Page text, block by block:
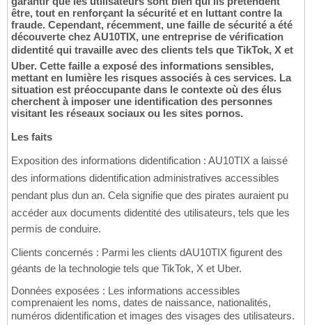
être, tout en renforçant la sécurité et en luttant contre la
fraude. Cependant, récemment, une faille de sécurité a été
découverte chez AU10TIX, une entreprise de vérification
didentité qui travaille avec des clients tels que TikTok, X et
Uber. Cette faille a exposé des informations sensibles,
mettant en lumière les risques associés à ces services. La
situation est préoccupante dans le contexte où des élus
cherchent à imposer une identification des personnes
visitant les réseaux sociaux ou les sites pornos.
Les faits
Exposition des informations didentification : AU10TIX a laissé
des informations didentification administratives accessibles
pendant plus dun an. Cela signifie que des pirates auraient pu
accéder aux documents didentité des utilisateurs, tels que les
permis de conduire.
Clients concernés : Parmi les clients dAU10TIX figurent des
géants de la technologie tels que TikTok, X et Uber.
Données exposées : Les informations accessibles
comprenaient les noms, dates de naissance, nationalités,
numéros didentification et images des visages des utilisateurs.